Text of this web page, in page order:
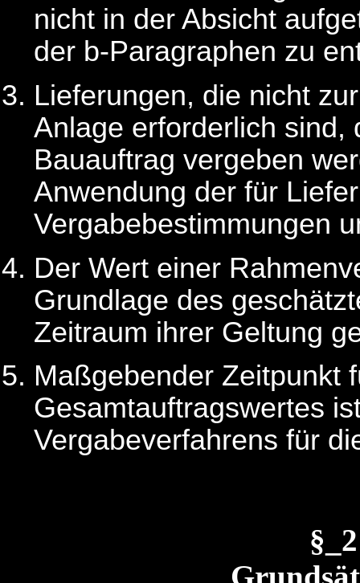
nicht in der Absicht
der b-Paragraphen zu
Lieferungen, die nicht
Anlage erforderlich sind,
Bauauftrag vergeben
Anwendung der für
Vergabebestimmungen
Der Wert einer
Grundlage des
Zeitraum ihrer Geltung
Maßgebender Zeitpunkt
Gesamtauftragswertes
Vergabeverfahrens für